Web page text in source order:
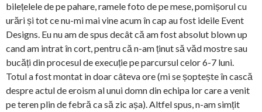
bilețelele de pe pahare, ramele foto de pe mese, pomișorul cu
urări și tot ce nu-mi mai vine acum în cap au fost ideile Event
Designs. Eu nu am de spus decât că am fost absolut blown up
cand am intrat în cort, pentru că n-am ținut să văd mostre sau
bucăți din procesul de execuție pe parcursul celor 6-7 luni.
Totul a fost montat in doar câteva ore (mi se șoptește în cască
despre actul de eroism al unui domn din echipa lor care a venit
pe teren plin de febră ca să zic așa). Altfel spus, n-am simțit